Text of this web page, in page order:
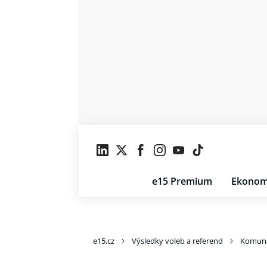
e15 Premium
e15.cz Výsledky voleb a referend